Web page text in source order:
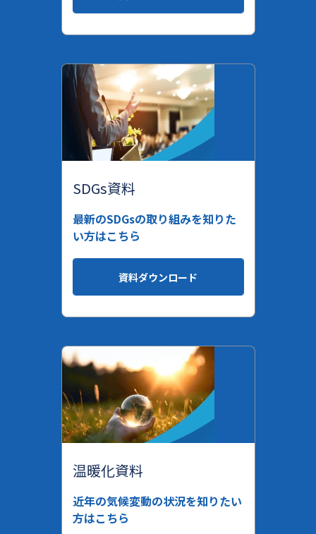
SDGs資料
最新のSDGsの取り組みを知りた
い方はこちら
資料ダウンロード
温暖化資料
近年の気候変動の状況を知りたい
方はこちら